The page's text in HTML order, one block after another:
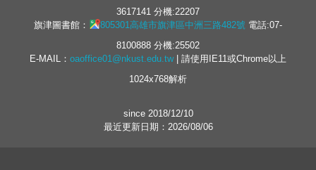
3617141 分機:22207
旗津圖書館：
805301高雄市旗津區中洲三路482號 電話:07-
8100888 分機:25502
E-MAIL： oaoffice01@nkust.edu.tw| 請使用IE11或Chrome以上
1024x768解析
since 2018/12/10
最近更新日期：2026/08/06